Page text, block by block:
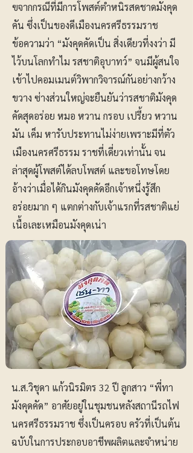
ฃจากกรณีที่มีการโพสต์ตำหนิรสดชาดมังคุด
คัน ซึ่งเป็นของดีเมืองนครศรีธรรมราช
ข้อความว่า “มังคุดคัดเป็น สิ่งเดียวที่งงว่า มี
ไว้บนโลกทำไม รสชาติอุบาทว์” จนมีผู้สนใจ
เข้าไปคอมเมนต์วิพากวิจารณ์กันอย่างกว้าง
ขวาง ซ่างส่วนใหญ่จะยืนยันว่ารสชาติมังคุด
คัดสุดอร่อย หมอ หวาน กรอบ เปรี้ยว หวาน
มัน เค็ม หารับประทานไม่ง่ายเพราะมีที่ตัว
เมืองนครศรีธรรม ราชที่เดี่ยวเท่านั้น จน
ล่าสุดผู้โพสต์ได้ลบโพสต์ และขอโทษโดย
อ้างว่าเมื่อได้กินมังคุดคัดอีกเจ้าหนึ่งรู้สึก
อร่อยมาก ๆ แตกต่างกับเจ้าแรกที่รสชาติแย่
เนื้อเละเหมือนมังคุดเน่า
น.ส.วิชุดา แก้วนิรมิตร 32 ปี ลูกสาว “พี่ทา
มังคุดคัด” อาศัยอยู่ในชุมชนหลังสถานีรถไฟ
นครศรีธรรมราช ซึ่งเป็นครอบ ครัวที่เป็นต้น
ฉบับในการประกอบอาชีพผลิตและจำหน่าย